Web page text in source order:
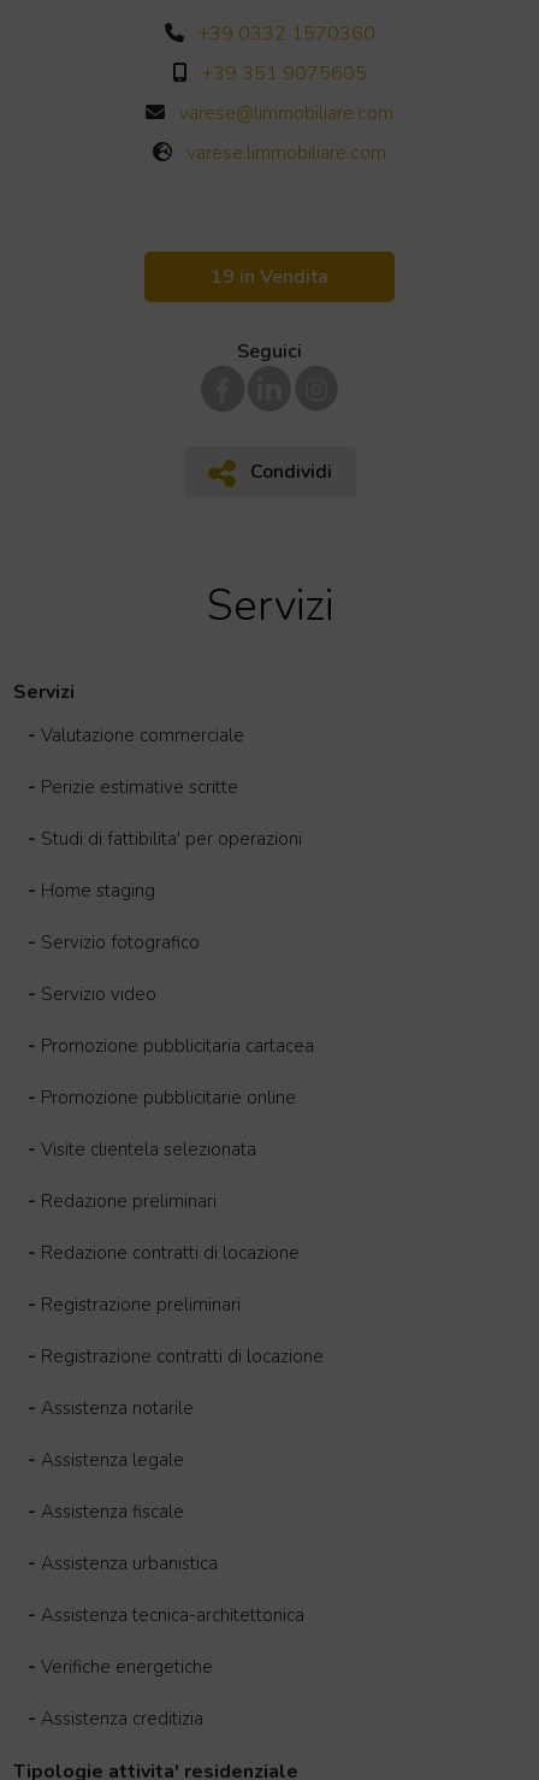
+39 0332 1570360
+39 351 9075605
varese@limmobiliare.com
varese.limmobiliare.com
19 in Vendita
Seguici
Condividi
Condividi
Servizi
Servizi
- Valutazione commerciale
- Perizie estimative scritte
- Studi di fattibilita' per operazioni
- Home staging
- Servizio fotografico
- Servizio video
- Promozione pubblicitaria cartacea
- Promozione pubblicitarie online
- Visite clientela selezionata
- Redazione preliminari
- Redazione contratti di locazione
- Registrazione preliminari
- Registrazione contratti di locazione
- Assistenza notarile
- Assistenza legale
- Assistenza fiscale
- Assistenza urbanistica
- Assistenza tecnica-architettonica
- Verifiche energetiche
- Assistenza creditizia
Tipologie attivita' residenziale